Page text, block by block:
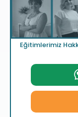
Eğitimlerimiz